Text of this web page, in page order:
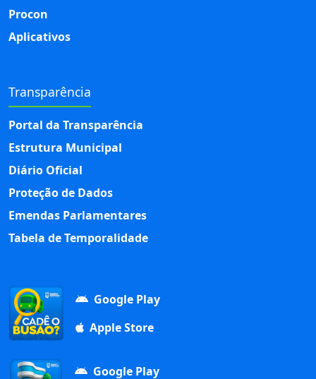
Procon
Aplicativos
Transparência
Portal da Transparência
Estrutura Municipal
Diário Oficial
Proteção de Dados
Emendas Parlamentares
Tabela de Temporalidade
Google Play
Apple Store
Google Play